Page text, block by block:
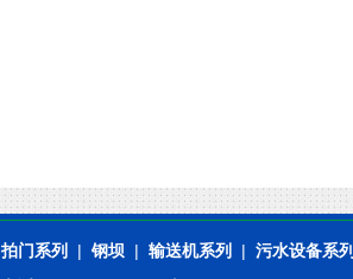
拍门系列 | 钢坝 | 输送机系列 | 污水设备系列